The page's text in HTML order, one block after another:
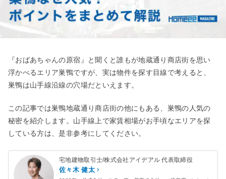
『おばあちゃんの原宿』と聞くと誰もが地蔵通り商店街を思い
浮かべるエリア巣鴨ですが、実は物件を探す目線で考えると、
巣鴨は山手線沿線の穴場だといえます。
この記事では巣鴨地蔵通り商店街の他にもある、巣鴨の人気の
秘密を紹介します。山手線上で家賃相場がお手頃なエリアを探
している方は、是非参考にしてください。
宅地建物取引士/株式会社アイデアル 代表取締役
佐々木 健太